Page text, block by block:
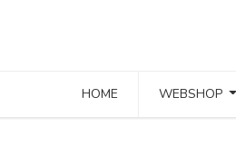
HOME WEBSHOP